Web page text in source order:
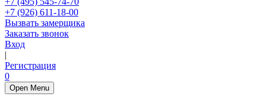
+7 (926) 611-18-00
Вызвать замерщика
Заказать звонок
Вход
|
Регистрация
0
Open Menu